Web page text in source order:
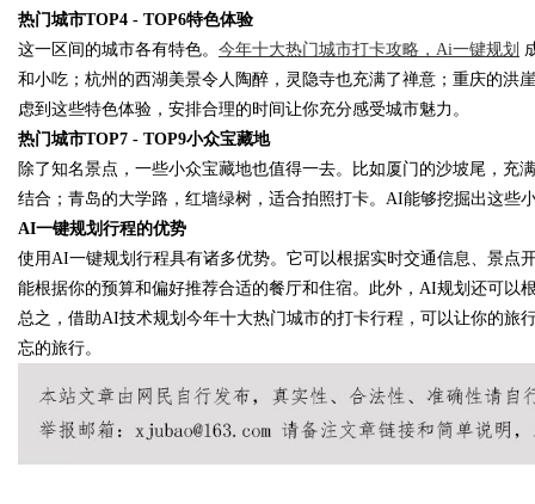
Bo
热门城市TOP4 - TOP6特色体验
这一区间的城市各有特色。 今年十大热门城市打卡攻略， Ai一键规划
和小吃；杭州的西湖美景令人陶醉，灵隐寺也充满了禅意；重庆的洪
虑到这些特色体验，安排合理的时间让你充分感受城市魅力。
热门城市TOP7 - TOP9小众宝藏地
除了知名景点，一些小众宝藏地也值得一去。比如厦门的沙坡尾，充
结合；青岛的大学路，红墙绿树，适合拍照打卡。AI能够挖掘出这些
AI一键规划行程的优势
使用AI一键规划行程具有诸多优势。它可以根据实时交通信息、景点
能根据你的预算和偏好推荐合适的餐厅和住宿。此外，AI规划还可以
总之，借助AI技术规划今年十大热门城市的打卡行程，可以让你的旅
忘的旅行。